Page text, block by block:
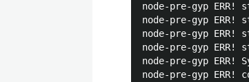
node-pre-gyp
node-pre-gyp
node-pre-gyp
node-pre-gyp
node-pre-gyp ERR!
node-pre-gyp